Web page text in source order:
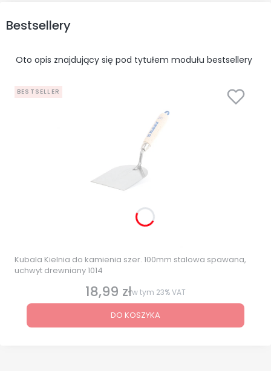
Bestsellery
Oto opis znajdujący się pod tytułem modułu bestsellery
BESTSELLER
Kubala Kielnia do kamienia szer. 100mm stalowa spawana,
uchwyt drewniany 1014
Cena brutto
18,99 złw tym 23%VAT
DO KOSZYKA